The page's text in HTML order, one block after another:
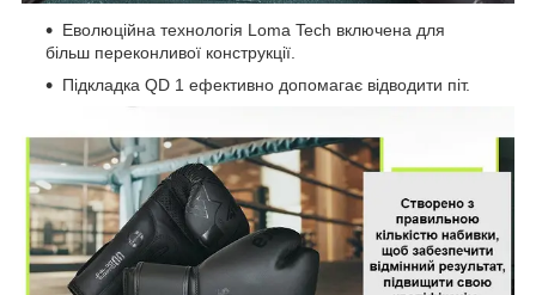
Еволюційна технологія Loma Tech включена для
більш переконливої конструкції.
Підкладка QD 1 ефективно допомагає відводити піт.